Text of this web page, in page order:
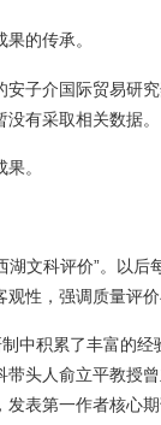
的传承。
子介国际贸易研
有采取相关数据。
。
湖文科评价”。以
性，强调质量评价
中积累了丰富的经
头人俞立平教授
表第一作者核心